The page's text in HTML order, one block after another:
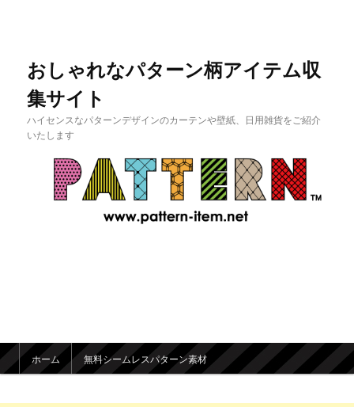
おしゃれなパターン柄アイテム収
集サイト
ハイセンスなパターンデザインのカーテンや壁紙、日用雑貨をご紹介
いたします
メインメニュー
メインコンテンツへ移動
サブコンテンツへ移動
ホーム 無料シームレスパターン素材